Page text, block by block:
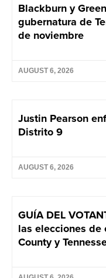
Blackburn y
gubernatura de
de noviembre
AUGUST 6, 2026
Justin Pearson
Distrito 9
AUGUST 6, 2026
GUÍA DEL
las elecciones de
County y